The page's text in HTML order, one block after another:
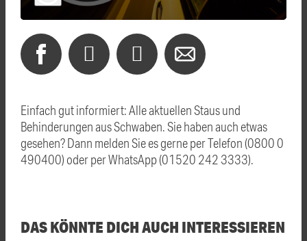
Einfach gut informiert: Alle aktuellen Staus und
Behinderungen aus Schwaben. Sie haben auch etwas
gesehen? Dann melden Sie es gerne per Telefon (0800 0
490400) oder per WhatsApp (01520 242 3333).
DAS KÖNNTE DICH AUCH INTERESSIEREN